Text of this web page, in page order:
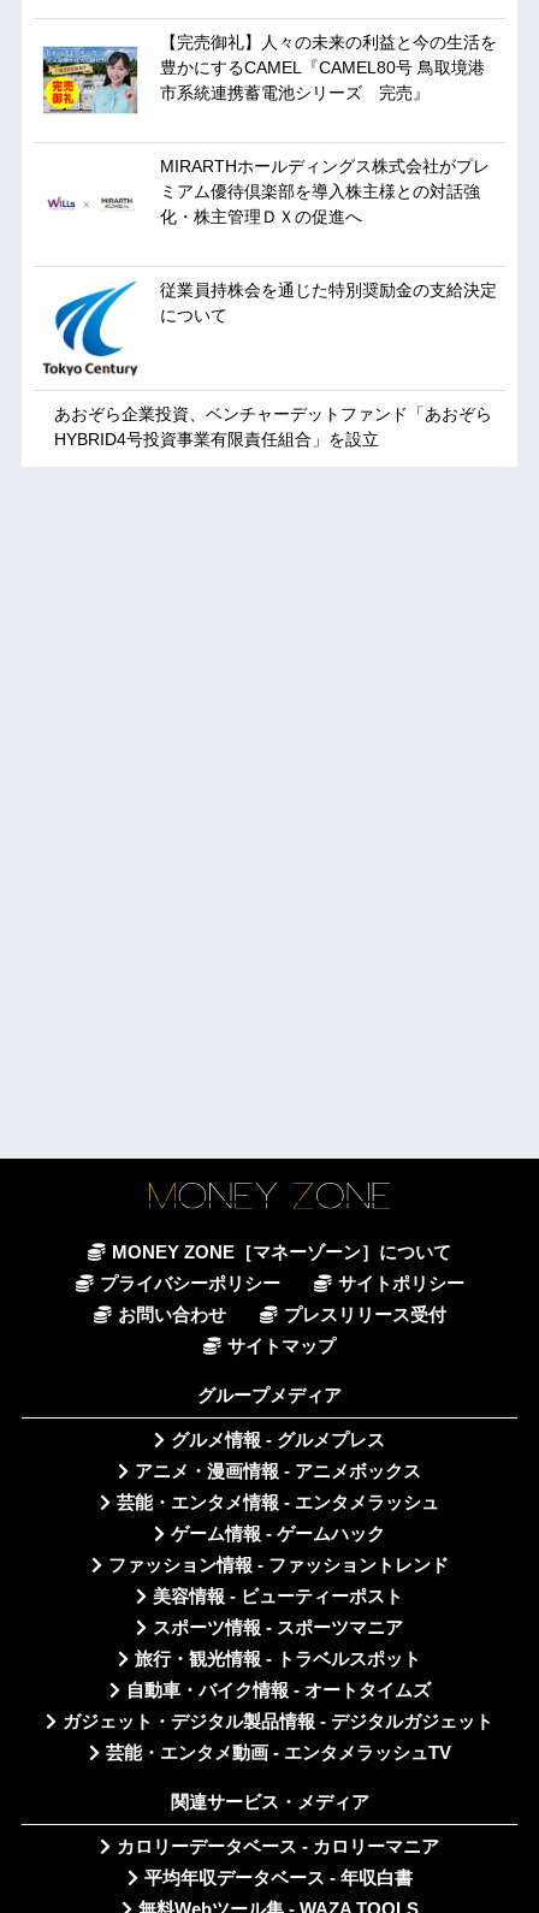
【完売御礼】人々の未来の利益と今の生活を
豊かにするCAMEL『CAMEL80号 鳥取境港
市系統連携蓄電池シリーズ 完売』
MIRARTHホールディングス株式会社がプレ
ミアム優待倶楽部を導入株主様との対話強
化・株主管理ＤＸの促進へ
従業員持株会を通じた特別奨励金の支給決定
について
あおぞら企業投資、ベンチャーデットファンド「あおぞら
HYBRID4号投資事業有限責任組合」を設立
MONEY ZONE［マネーゾーン］について
プライバシーポリシー
サイトポリシー
お問い合わせ
プレスリリース受付
サイトマップ
グループメディア
グルメ情報 - グルメプレス
アニメ・漫画情報 - アニメボックス
芸能・エンタメ情報 - エンタメラッシュ
ゲーム情報 - ゲームハック
ファッション情報 - ファッショントレンド
美容情報 - ビューティーポスト
スポーツ情報 - スポーツマニア
旅行・観光情報 - トラベルスポット
自動車・バイク情報 - オートタイムズ
ガジェット・デジタル製品情報 - デジタルガジェット
芸能・エンタメ動画 - エンタメラッシュTV
関連サービス・メディア
カロリーデータベース - カロリーマニア
平均年収データベース - 年収白書